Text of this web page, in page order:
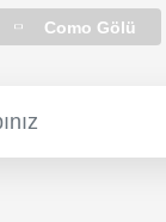
Como Gölü